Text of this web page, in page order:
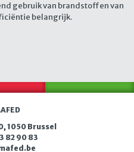
gebruik van brandstoffen van
belangrijk.
1050 Brussel
82 90 83
d . be